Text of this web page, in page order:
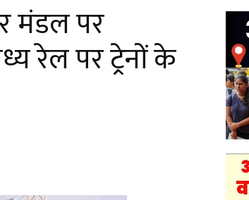
मंडल पर
रेल पर ट्रेनों के